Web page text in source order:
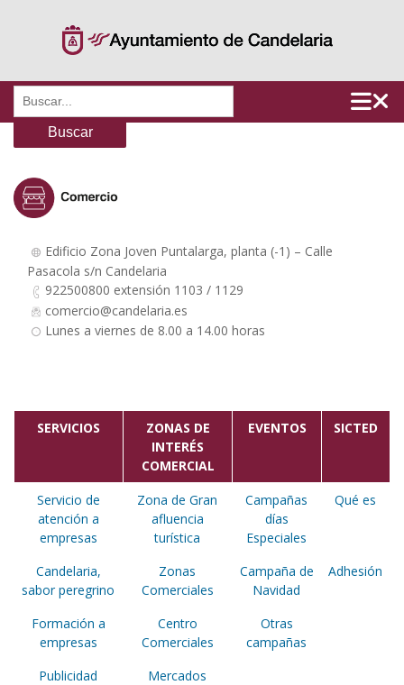
Buscar:
Edificio Zona Joven Puntalarga, planta (-1) – Calle
Pasacola s/n Candelaria
922500800 extensión 1103 / 1129
comercio@candelaria.es
Lunes a viernes de 8.00 a 14.00 horas
SERVICIOS
ZONAS DE
INTERÉS
COMERCIAL
EVENTOS SICTED
Servicio de
atención a
empresas
Zona de Gran
afluencia
turística
Campañas
días
Especiales
Qué es
Candelaria,
sabor peregrino
Zonas
Comerciales
Campaña de
Navidad
Adhesión
Formación a
empresas
Centro
Comerciales
Otras
campañas
Publicidad
Mercados